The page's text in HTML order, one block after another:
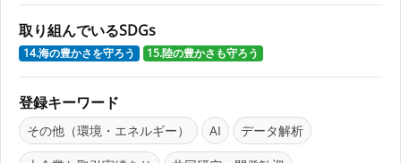
取り組んでいるSDGs
14.海の豊かさを守ろう 15.陸の豊かさも守ろう
登録キーワード
その他（環境・エネルギー） AI データ解析